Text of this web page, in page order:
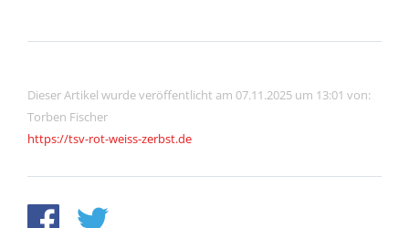
Dieser Artikel wurde veröffentlicht am 07.11.2025 um 13:01 von:
Torben Fischer
https://tsv-rot-weiss-zerbst.de